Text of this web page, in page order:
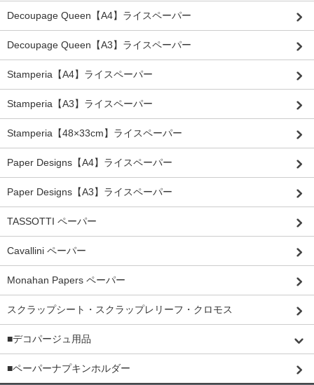
Decoupage Queen【A4】ライスペーパー
Decoupage Queen【A3】ライスペーパー
Stamperia【A4】ライスペーパー
Stamperia【A3】ライスペーパー
Stamperia【48×33cm】ライスペーパー
Paper Designs【A4】ライスペーパー
Paper Designs【A3】ライスペーパー
TASSOTTI ペーパー
Cavallini ペーパー
Monahan Papers ペーパー
スクラップシート・スクラップレリーフ・クロモス
■デコパージュ用品
■ペーパーナプキンホルダー